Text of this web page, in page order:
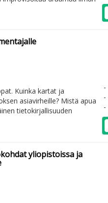
Kuinka kartat ja
asiavirheille? Mistä apua
tietokirjallisuuden
yliopistoissa ja